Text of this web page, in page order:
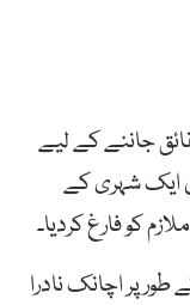
جاننے کے لیے
ایک شہری کے
کو فارغ کردیا۔
پر اچانک نادرا